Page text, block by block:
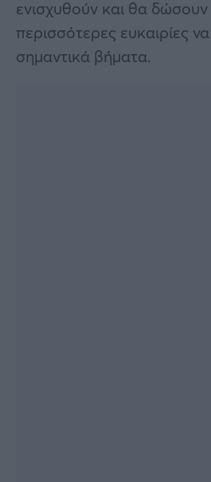
ενισχυθούν και θα
περισσότερες ευκαιρίες
σημαντικά βήματα.